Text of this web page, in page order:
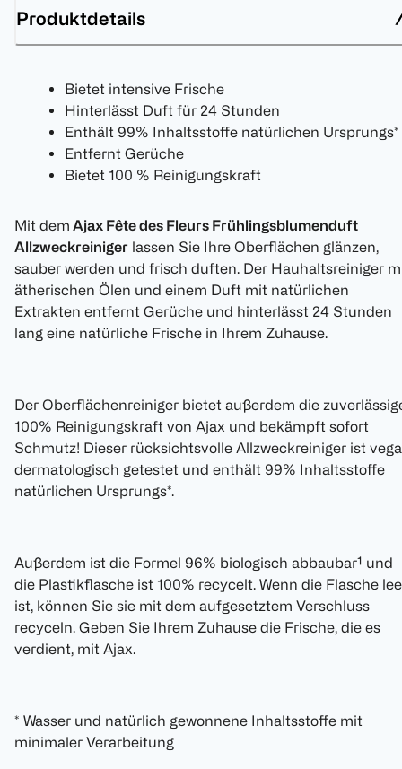
Produktdetails
Bietet intensive Frische
Hinterlässt Duft für 24 Stunden
Enthält 99% Inhaltsstoffe natürlichen Ursprungs*
Entfernt Gerüche
Bietet 100 % Reinigungskraft
Mit dem Ajax Fête des Fleurs Frühlingsblumenduft
Allzweckreiniger lassen Sie Ihre Oberflächen glänzen,
sauber werden und frisch duften. Der Hauhaltsreiniger
ätherischen Ölen und einem Duft mit natürlichen
Extrakten entfernt Gerüche und hinterlässt 24 Stunden
lang eine natürliche Frische in Ihrem Zuhause.
Der Oberflächenreiniger bietet außerdem die
100% Reinigungskraft von Ajax und bekämpft sofort
Schmutz! Dieser rücksichtsvolle Allzweckreiniger ist
dermatologisch getestet und enthält 99% Inhaltsstoffe
natürlichen Ursprungs*.
Außerdem ist die Formel 96% biologisch abbaubar¹ und
die Plastikflasche ist 100% recycelt. Wenn die Flasche
ist, können Sie sie mit dem aufgesetztem Verschluss
recyceln. Geben Sie Ihrem Zuhause die Frische, die es
verdient, mit Ajax.
* Wasser und natürlich gewonnene Inhaltsstoffe mit
minimaler Verarbeitung